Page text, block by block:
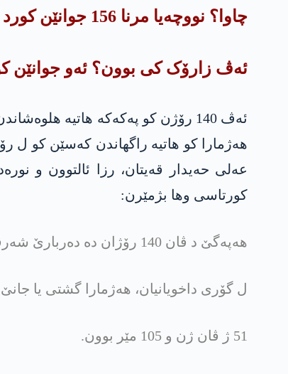
چاوا؟ نووچەیا مرنا 156 جوانێن کورد گھیشت مالێن وان.
ئەڤ زارۆک کی بوون؟ ئەو جوانێن
ھەژمارا کو ھاتیە راگھاندن کەسێن کو ل
عەلی حەیدار قەیتان، رزا ئالتوون و
کورتاسی وھا بژمێرن:
ھەپەگێ د ڤان 140 رۆژان دە دەربارێ شەرڤانێن خوەیێن کو ژیانا خوە ژ دەست دانە دە 53 جارا داخویانی وەشاند.
ل گۆری داخویانیان، ھەژمارا گشتی یا جانێ خوە
51 ژ ڤان ژن و 105 مێر بوون.